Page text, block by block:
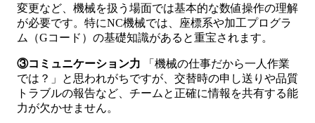
変更など、機械を扱う場面では基本的な数値操作の理解
が必要です。特にNC機械では、座標系や加工プログラ
ム（Gコード）の基礎知識があると重宝されます。
③コミュニケーション力 「機械の仕事だから一人作業
では？」と思われがちですが、交替時の申し送りや品質
トラブルの報告など、チームと正確に情報を共有する能
力が欠かせません。